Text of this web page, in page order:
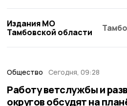
Издания МО
Тамбовской области
Общество Сегодня, 09:28
Работу ветслужбы и
округов обсудят на